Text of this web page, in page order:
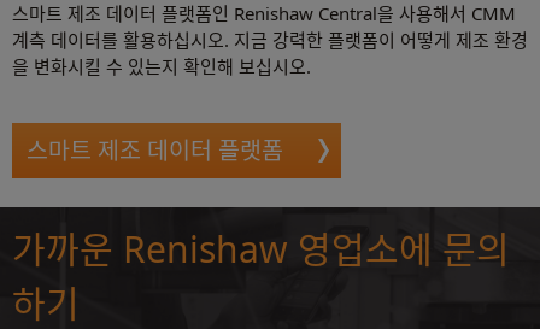
스마트 제조 데이터 플랫폼인 Renishaw Central을 사용해서 CMM
계측 데이터를 활용하십시오. 지금 강력한 플랫폼이 어떻게 제조 환경
을 변화시킬 수 있는지 확인해 보십시오.
스마트 제조 데이터 플랫폼
가까운 Renishaw 영업소에 문의
하기